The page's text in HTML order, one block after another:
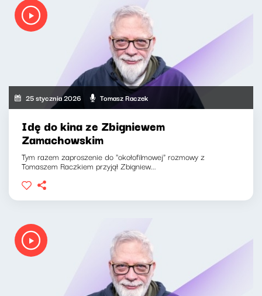
25 stycznia 2026 Tomasz Raczek
Idę do kina ze Zbigniewem
Zamachowskim
Tym razem zaproszenie do "okołofilmowej" rozmowy z
Tomaszem Raczkiem przyjął Zbigniew...